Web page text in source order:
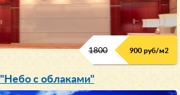
1800 900 руб/м2
"Небо с облаками"